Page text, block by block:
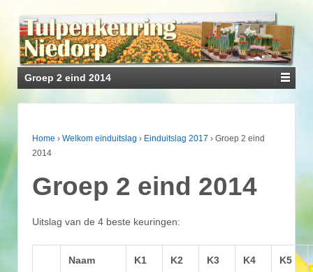
Groep 2 eind 2014
Home › Welkom einduitslag › Einduitslag 2017 › Groep 2 eind
2014
Groep 2 eind 2014
Uitslag van de 4 beste keuringen:
Naam K1 K2 K3 K4 K5